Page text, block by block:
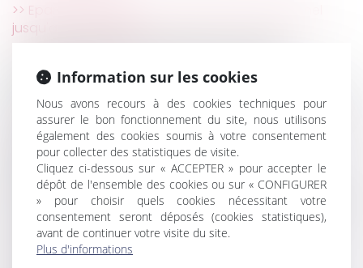
Epargne salariale : un déblocage exceptionnel
jusqu'au 31 décembre
Clause mettant à la charge du locataire
commercial les travaux de mise aux normes :
illustration
Bilan de la réforme du divorce par consentement
mutuel cinq ans après
Nouvelles conditions de certification des
entreprises réalisant des travaux de retrait ou
d'encapsulage d'amiante
L’aide sociale versée directement à l’établissement
d’hébergement est récupérable sur succession
Cession d’entreprises : des précisions
administratives utiles sur les régimes d’exonération
Information sur les cookies
Nous avons recours à des cookies techniques pour
assurer le bon fonctionnement du site, nous utilisons
également des cookies soumis à votre consentement
pour collecter des statistiques de visite.
Cliquez ci-dessous sur « ACCEPTER » pour accepter le
dépôt de l'ensemble des cookies ou sur « CONFIGURER
» pour choisir quels cookies nécessitant votre
consentement seront déposés (cookies statistiques),
avant de continuer votre visite du site.
Plus d'informations